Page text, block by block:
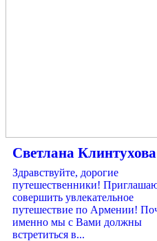
Светлана Клинтухова
Здравствуйте, дорогие
путешественники!
совершить увлекательное
путешествие по Армении!
именно мы с Вами должны
встретиться в...